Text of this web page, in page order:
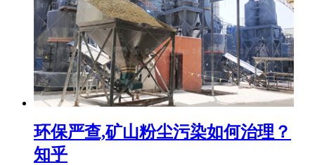
环保严查,矿山粉尘污染如何治理？
知乎